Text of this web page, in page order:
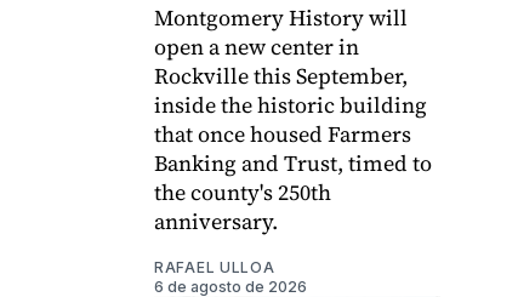
Montgomery History will
open a new center in
Rockville this September,
inside the historic building
that once housed Farmers
Banking and Trust, timed to
the county's 250th
anniversary.
RAFAEL ULLOA
6 de agosto de 2026